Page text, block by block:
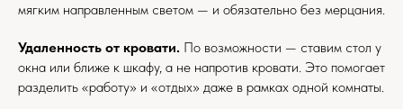
мягким направленным светом — и обязательно без мерцания.
Удаленность от кровати. По возможности — ставим стол у
окна или ближе к шкафу, а не напротив кровати. Это помогает
разделить «работу» и «отдых» даже в рамках одной комнаты.